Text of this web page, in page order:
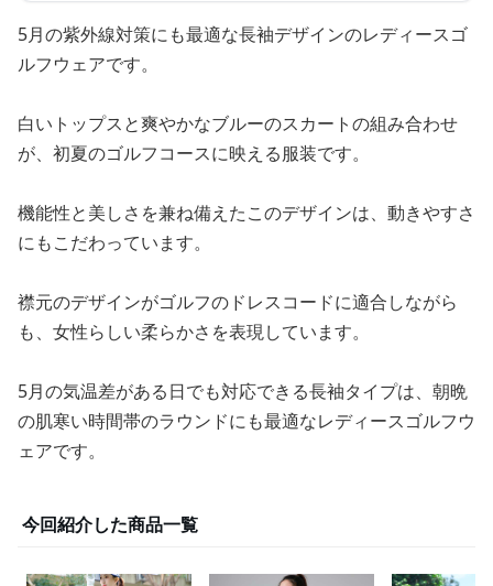
5月の紫外線対策にも最適な長袖デザインのレディースゴ
ルフウェアです。
白いトップスと爽やかなブルーのスカートの組み合わせ
が、初夏のゴルフコースに映える服装です。
機能性と美しさを兼ね備えたこのデザインは、動きやすさ
にもこだわっています。
襟元のデザインがゴルフのドレスコードに適合しながら
も、女性らしい柔らかさを表現しています。
5月の気温差がある日でも対応できる長袖タイプは、朝晩
の肌寒い時間帯のラウンドにも最適なレディースゴルフウ
ェアです。
今回紹介した商品一覧